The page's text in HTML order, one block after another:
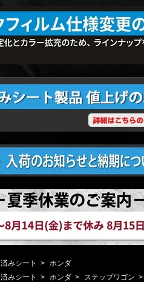
みシート > ホンダ
みシート > ホンダ > ステップワゴン >